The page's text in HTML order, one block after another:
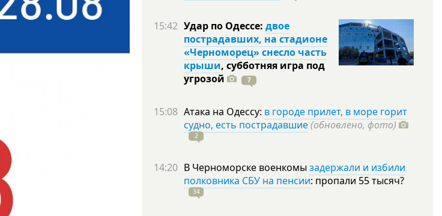
15:42 Удар по Одессе: двое
пострадавших, на стадионе
«Черноморец» снесло часть
крыши, субботняя игра под
угрозой
7
15:08 Атака на Одессу: в городе прилет, в море горит
судно, есть пострадавшие(обновлено, фото)
2
14:20 В Черноморске военкомы задержали и избили
полковника СБУ на пенсии: пропали 55тысяч?
34